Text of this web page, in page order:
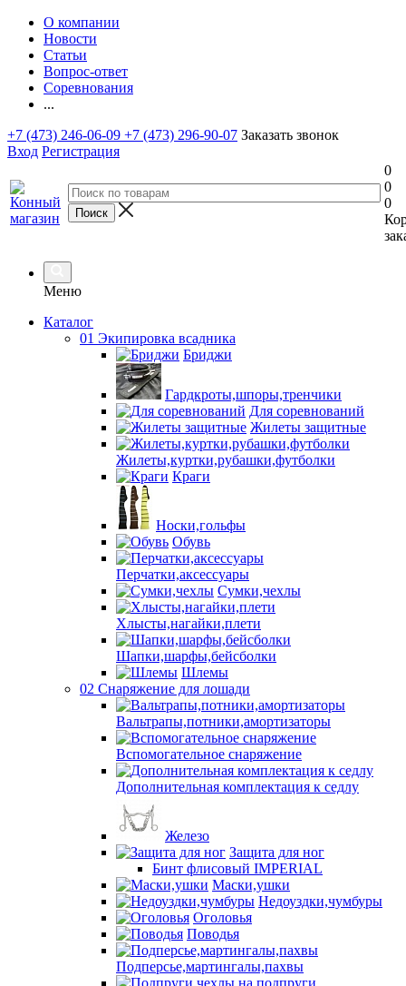
О компании
Новости
Статьи
Вопрос-ответ
Соревнования
...
+7 (473) 246-06-09 +7 (473) 296-90-07 Заказать звонок
Вход Регистрация
0
0
0
Меню
Каталог
01 Экипировка всадника
Бриджи
Гардкроты,шпоры,тренчики
Для соревнований
Жилеты защитные
Жилеты,куртки,рубашки,футболки
Краги
Носки,гольфы
Обувь
Перчатки,аксессуары
Сумки,чехлы
Хлысты,нагайки,плети
Шапки,шарфы,бейсболки
Шлемы
02 Снаряжение для лошади
Вальтрапы,потники,амортизаторы
Вспомогательное снаряжение
Дополнительная комплектация к седлу
Железо
Защита для ног
Бинт флисовый IMPERIAL
Маски,ушки
Недоуздки,чумбуры
Оголовья
Поводья
Подперсье,мартингалы,пахвы